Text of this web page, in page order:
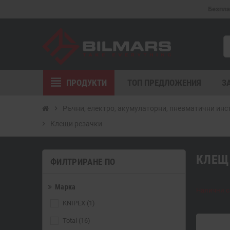
view_headline ПРОДУКТИ
Ръчни, електро, акумулаторни, пневматични
Клещи резачки
ФИЛТРИРАНЕ ПО
Марка
KNIPEX (1)
Total (16)